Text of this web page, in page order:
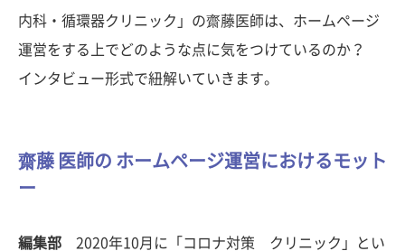
内科・循環器クリニック」の齋藤医師は、ホームページ
運営をする上でどのような点に気をつけているのか？
インタビュー形式で紐解いていきます。
齋藤 医師の ホームページ運営におけるモット
ー
編集部
2020年10月に「コロナ対策 クリニック」とい